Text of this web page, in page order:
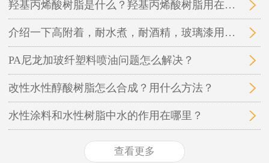
羟基丙烯酸树脂是什么？羟基丙烯酸树脂用在哪里？
介绍一下高附着，耐水煮，耐酒精，玻璃漆用的丙烯酸树脂
PA尼龙加玻纤塑料喷油问题怎么解决？
改性水性醇酸树脂怎么合成？用什么方法？
水性涂料和水性树脂中水的作用在哪里？
查看更多